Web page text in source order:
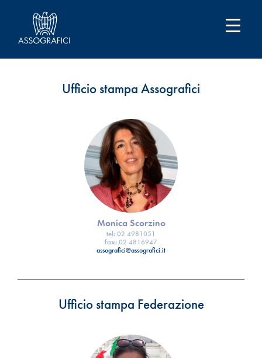
Ufficio stampa Assografici
Monica Scorzino
tel: 02 4981051
fax: 02 4816947
assografici@assografici.it
Ufficio stampa Federazione